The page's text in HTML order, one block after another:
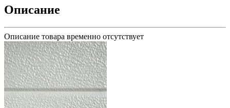
Описание
Описание товара временно отсутствует